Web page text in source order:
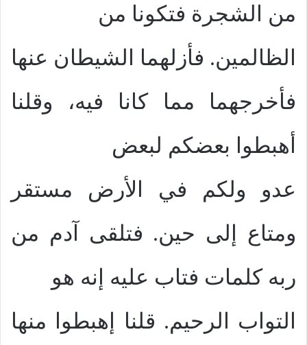
من الشجرة فتكونا من
الظالمين. فأزلهما الشيطان عنها
فأخرجهما مما كانا فيه، وقلنا
أهبطوا بعضكم لبعض
عدو ولكم في الأرض مستقر
ومتاع إلى حين. فتلقى آدم من
ربه كلمات فتاب عليه إنه هو
التواب الرحيم. قلنا إهبطوا منها